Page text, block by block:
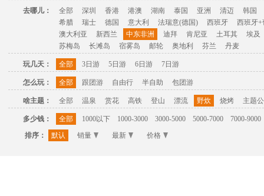
去哪儿： 全部 深圳 香港 港澳 湖南 泰国 亚洲 清迈
韩国
希腊
瑞士 德国 意大利 法瑞意(德国) 西班牙
西班牙+
澳大利亚
新西兰 中东非洲 迪拜 肯尼亚 土耳其
埃及
苏梅岛
长滩岛 宿雾岛 邮轮 奥地利 芬兰 丹麦
玩几天： 全部 3日游 5日游 6日游 7日游
怎么玩： 全部 跟团游 自由行 半自助 包团游
啥主题： 全部 温泉 赏花 高铁 登山 漂流 野炊 烧烤 主题
多少钱： 全部 1000以下 1000-3000 3000-5000 5000-7000
7000-9000
排序：
默认 销量 最新 价格